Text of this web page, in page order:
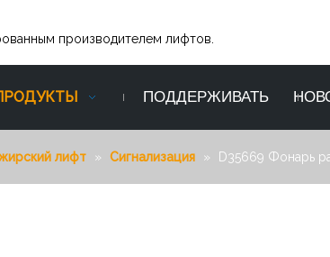
производителем лифтов.
ПОДДЕРЖИВАТЬ
лифт » Сигнализация » D35669 Фонарь